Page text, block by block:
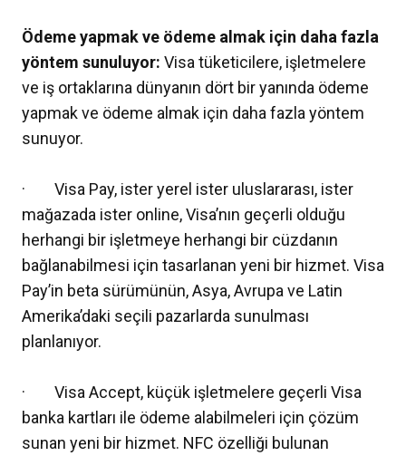
Ödeme yapmak ve ödeme almak için daha fazla
yöntem sunuluyor: Visa tüketicilere, işletmelere
ve iş ortaklarına dünyanın dört bir yanında ödeme
yapmak ve ödeme almak için daha fazla yöntem
sunuyor.
· Visa Pay, ister yerel ister uluslararası, ister
mağazada ister online, Visa’nın geçerli olduğu
herhangi bir işletmeye herhangi bir cüzdanın
bağlanabilmesi için tasarlanan yeni bir hizmet. Visa
Pay’in beta sürümünün, Asya, Avrupa ve Latin
Amerika’daki seçili pazarlarda sunulması
planlanıyor.
· Visa Accept, küçük işletmelere geçerli Visa
banka kartları ile ödeme alabilmeleri için çözüm
sunan yeni bir hizmet. NFC özelliği bulunan